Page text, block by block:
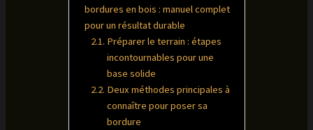
bordures en bois : manuel complet
pour un résultat durable
Préparer le terrain : étapes
incontournables pour une
base solide
Deux méthodes principales à
connaître pour poser sa
bordure